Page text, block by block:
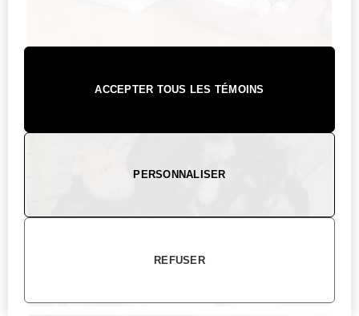
ACCEPTER TOUS LES TÉMOINS
PERSONNALISER
REFUSER